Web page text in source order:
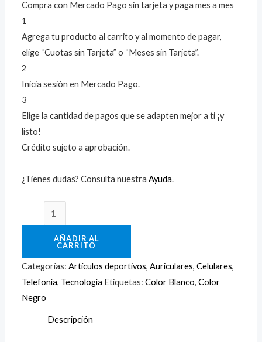
Compra con Mercado Pago sin tarjeta y paga mes a mes
1
Agrega tu producto al carrito y al momento de pagar,
elige “Cuotas sin Tarjeta” o “Meses sin Tarjeta”.
2
Inicia sesión en Mercado Pago.
3
Elige la cantidad de pagos que se adapten mejor a ti ¡y
listo!
Crédito sujeto a aprobación.
¿Tienes dudas? Consulta nuestraAyuda.
AÑADIR AL
CARRITO
Categorías:Artículos deportivos,Auriculares,Celulares,
Telefonía, Tecnología Etiquetas:Color Blanco,Color
Negro
Descripción